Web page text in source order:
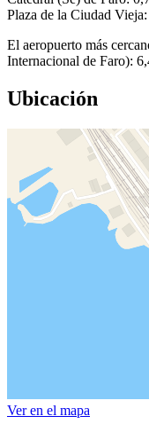
Plaza de la Ciudad
El aeropuerto más
Internacional de Faro):
Ubicación
Ver en el mapa